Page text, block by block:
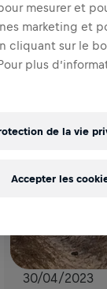
30/04/2023
mesurer et
marketing et
cliquant sur le
plus
de la vie
Accepter les